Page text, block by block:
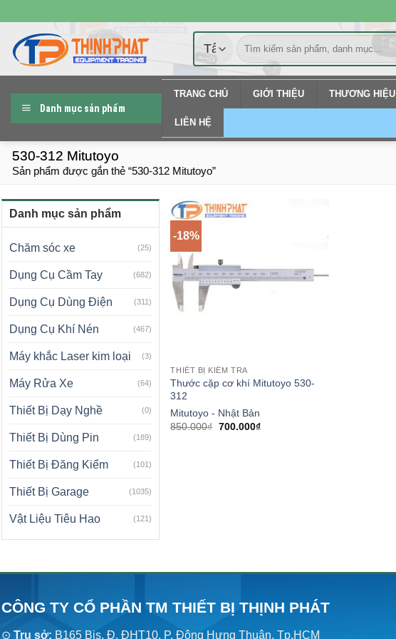
đến
nội
dung
Tìm
kiếm:
Danh mục sản phẩm
TRANG CHỦ GIỚI THIỆU THƯƠNG HIỆU
LIÊN HỆ
530-312 Mitutoyo
Sản phẩm được gắn thẻ “530-312 Mitutoyo”
Danh mục sản phẩm
Chăm sóc xe (25)
Dụng Cụ Cầm Tay (682)
Dụng Cụ Dùng Điện (311)
Dụng Cụ Khí Nén (467)
Máy khắc Laser kim loại (3)
Máy Rửa Xe (64)
Thiết Bị Dạy Nghề (0)
Thiết Bị Dùng Pin (189)
Thiết Bị Đăng Kiểm (101)
Thiết Bị Garage (1035)
Vật Liệu Tiêu Hao (121)
-18%
THIẾT BỊ KIỂM TRA
Thước cặp cơ khí Mitutoyo 530-
312
Mitutoyo - Nhật Bản
850.000₫ Giá
700.000₫Giá
CÔNG TY CỔ PHẦN TM THIẾT BỊ THỊNH PHÁT
⊙ Trụ sở: B165 Bis, Đ. ĐHT10, P. Đông Hưng Thuận, Tp.HCM